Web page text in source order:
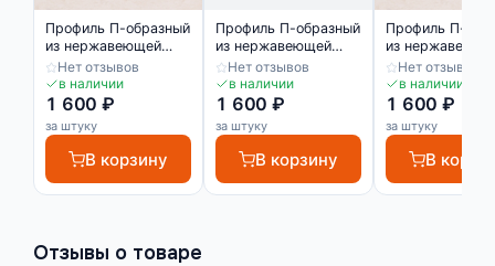
Профиль П-образный
из нержавеющей
стали SUP03-10H
2700 10х3 мм
Нет отзывов
в наличии
1 600 ₽
за штуку
В корзину
Профиль П-образный
из нержавеющей
стали SUP03-10H
2700 10х3 мм
Нет отзывов
в наличии
1 600 ₽
за штуку
В корзину
Профиль П-
из
стали SUP051
10х5 мм
Нет отзывов
в наличии
1 600 ₽
за штуку
В
Отзывы о товаре